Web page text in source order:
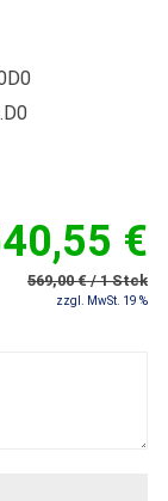
€
569,00 € / 1 Stck
zzgl. MwSt. 19 %